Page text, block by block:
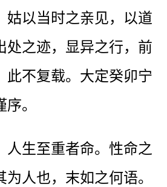
姑以当时之亲见，以道
处之迹，显异之行，前
此不复载。大定癸卯宁
。
人生至重者命。性命之
人也，末如之何语。